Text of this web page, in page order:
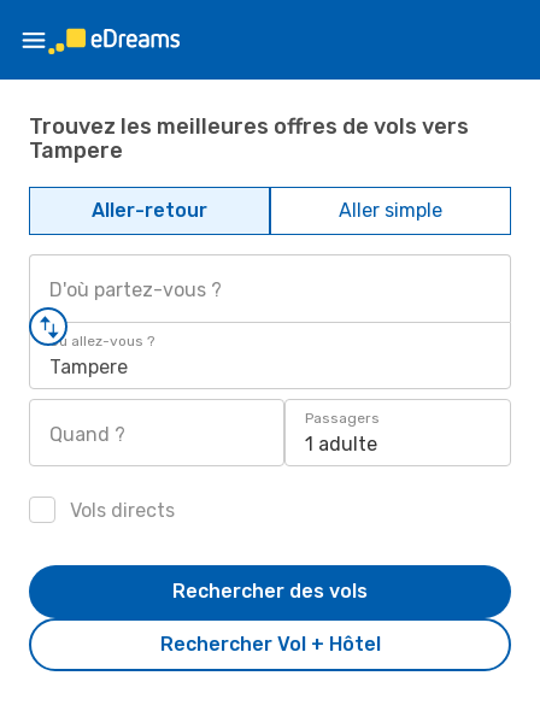
Trouvez les meilleures offres de vols vers
Tampere
Aller-retour Aller simple
D'où partez-vous ?
Où allez-vous ?
Tampere
Quand ?
Passagers
1 adulte
Vols directs
Rechercher Vol + Hôtel
Rechercher des vols